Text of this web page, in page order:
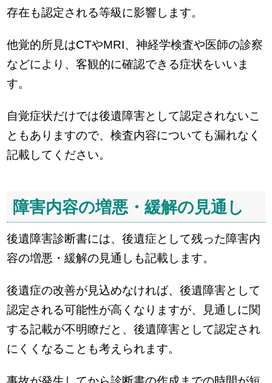
存在も認定される等級に影響します。
他覚的所見はCTやMRI、神経学検査や医師の診察
などにより、客観的に確認できる症状をいいま
す。
自覚症状だけでは後遺障害として認定されないこ
ともありますので、検査内容についても漏れなく
記載してください。
障害内容の増悪・緩解の見通し
後遺障害診断書には、後遺症として残った障害内
容の増悪・緩解の見通しも記載します。
後遺症の改善が見込めなければ、後遺障害として
認定される可能性が高くなりますが、見通しに関
する記載が不明瞭だと、後遺障害として認定され
にくくなることも考えられます。